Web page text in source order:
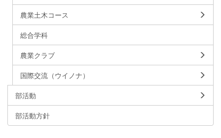
農業土木コース
総合学科
農業クラブ
国際交流（ウイノナ）
部活動
部活動方針